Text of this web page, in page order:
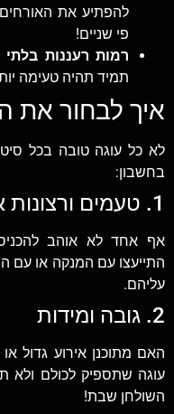
להפתיע את
פי שניים!
רמות רעננות בלתי
תמיד תהיה טעימה
איך לבחור את
לא כל עוגה טובה בכל
בחשבון:
1. טעמים ורצונות אישיים
אף אחד לא אוהב
התייעצו עם המנקה או עם
עליהם.
2. גובה ומידות
האם מתוכנן אירוע גדול
עוגה שתספיק לכולם ולא
השולחן שבת!